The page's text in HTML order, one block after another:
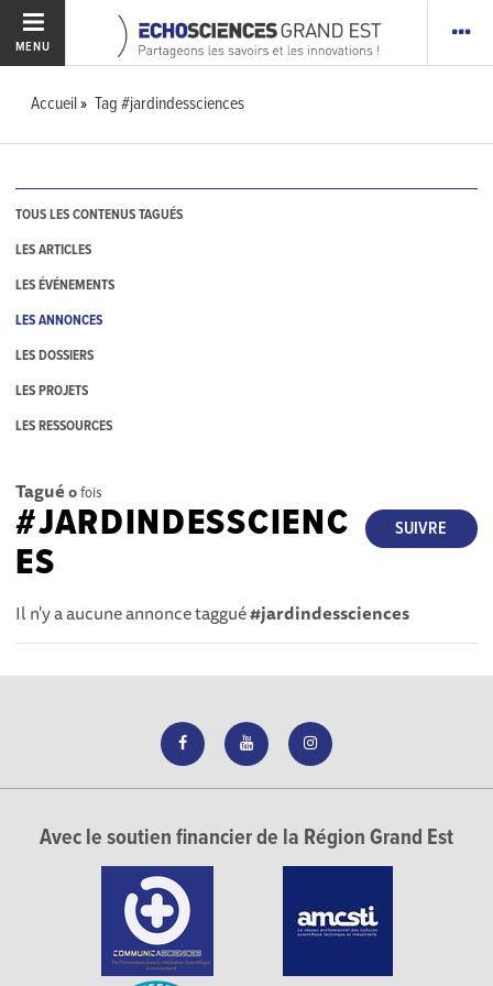
MENU
Accueil Tag #jardindessciences
TOUS LES CONTENUS TAGUÉS
LES ARTICLES
LES ÉVÉNEMENTS
LES ANNONCES
LES DOSSIERS
LES PROJETS
LES RESSOURCES
Tagué 0fois
SUIVRE
#JARDINDESSCIENC
ES
Il n'y a aucune annonce taggué#jardindessciences
Avec le soutien financier de la Région Grand Est